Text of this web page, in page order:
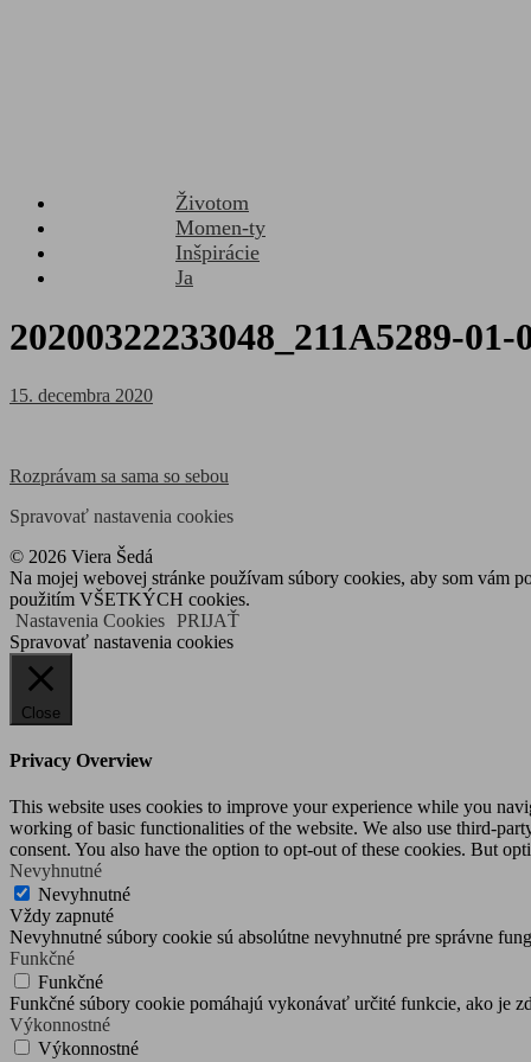
Životom
Momen-ty
Inšpirácie
Ja
20200322233048_211A5289-01-
Posted
15. decembra 2020
Navigácia
v
článku
Rozprávam sa sama so sebou
Spravovať nastavenia cookies
© 2026 Viera Šedá
Na mojej webovej stránke používam súbory cookies, aby som vám
použitím VŠETKÝCH cookies.
Nastavenia Cookies PRIJAŤ
Spravovať nastavenia cookies
Close
Privacy Overview
This website uses cookies to improve your experience while you
working of basic functionalities of the website. We also use third-
consent. You also have the option to opt-out of these cookies. But
Nevyhnutné
Nevyhnutné
Vždy zapnuté
Nevyhnutné súbory cookie sú absolútne nevyhnutné pre správne
Funkčné
Funkčné
Funkčné súbory cookie pomáhajú vykonávať určité funkcie, ako je
Výkonnostné
Výkonnostné